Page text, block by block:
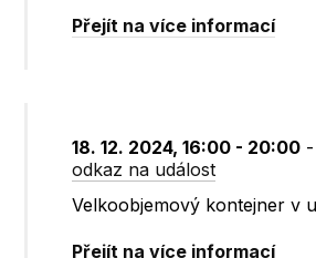
Přejít na více informací
18. 12. 2024, 16:00 - 20:00 -
odkaz na událost
Velkoobjemový kontejner v
Přejít na více informací